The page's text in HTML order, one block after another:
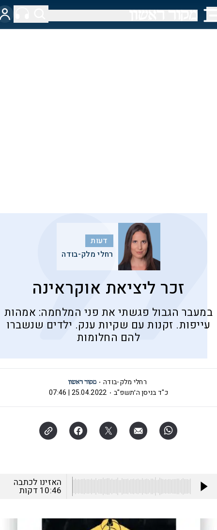
דעות
רחלי מלק-בודה
זכר ליציאת אוקראינה
במעבר הגבול פגשתי את פני המלחמה: אמהות
עייפות. זקנות עם שקיות ענק. ילדים שנשברו
להם החלומות
רחלי מלק-בודה
כ"ד בניסן ה׳תשפ"ב
25.04.2022 | 07:46
האזינו לכתבה
10:46 דקות